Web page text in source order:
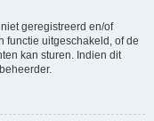
geregistreerd en/of
functie uitgeschakeld, of de
kan sturen. Indien dit